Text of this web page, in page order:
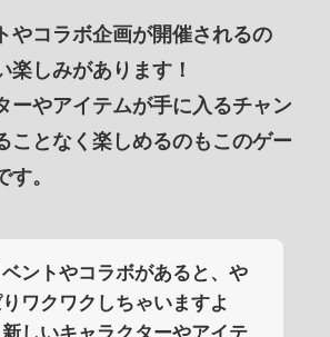
やコラボ企画が開催されるの
楽しみがあります！
ーやアイテムが手に入るチャン
ことなく楽しめるのも このゲー
す。
ベントやコラボがあると、や
ワクワクしちゃいますよ
しいキャラクターやアイテ